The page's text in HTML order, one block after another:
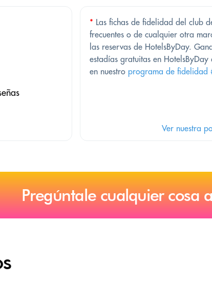
* Las fichas de fidelidad del club
frecuentes o de cualquier otra
las reservas de HotelsByDay.
estadías gratuitas en HotelsByDay
en nuestro programa de fidelidad
Ver nuestra
Pregúntale cualquier cosa